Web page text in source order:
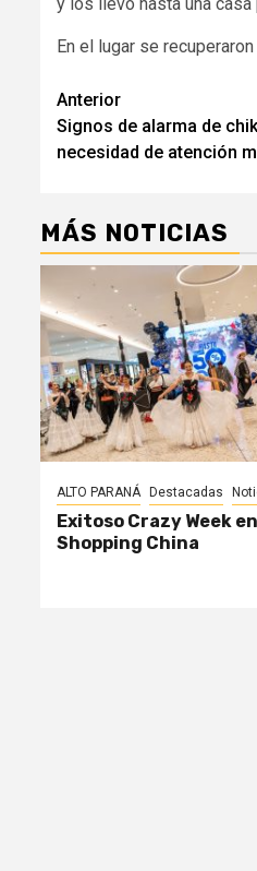
y los llevó hasta una casa
En el lugar se
Navegación
de
Anterior
Signos de alarma de
necesidad de atención
MÁS NOTICIAS
ALTO PARANÁ Destacadas
Exitoso Crazy Week en
Shopping China